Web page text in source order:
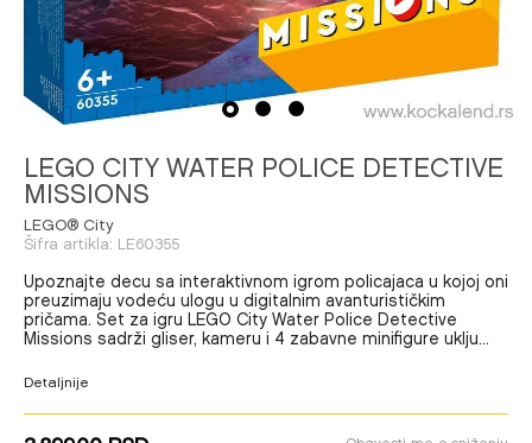
1 2 3
LEGO CITY WATER POLICE DETECTIVE
MISSIONS
LEGO® City
Šifra artikla: LE60355
Upoznajte decu sa interaktivnom igrom policajaca u kojoj oni
preuzimaju vodeću ulogu u digitalnim avanturističkim
pričama. Set za igru LEGO City Water Police Detective
Missions sadrži gliser, kameru i 4 zabavne minifigure uklju...
Detaljnije